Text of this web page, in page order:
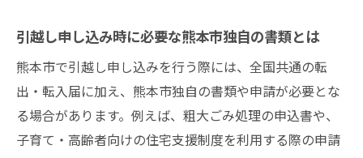
の整え方
引越し申し込み時に必要な熊本市独自の書類とは
熊本市で引越し申し込みを行う際には、全国共通の転
出・転入届に加え、熊本市独自の書類や申請が必要とな
る場合があります。例えば、粗大ごみ処理の申込書や、
子育て・高齢者向けの住宅支援制度を利用する際の申請